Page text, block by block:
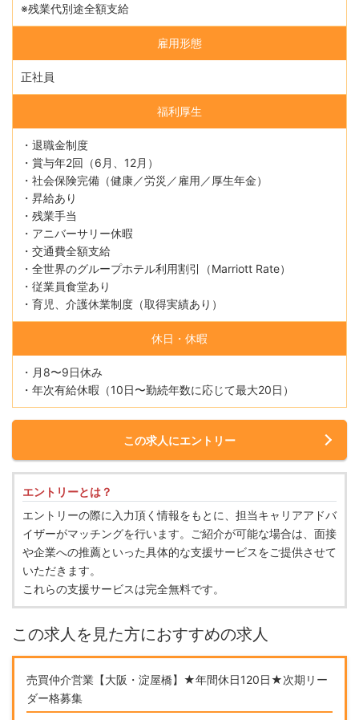
※残業代別途全額支給
雇用形態
正社員
福利厚生
・退職金制度
・賞与年2回（6月、12月）
・社会保険完備（健康／労災／雇用／厚生年金）
・昇給あり
・残業手当
・アニバーサリー休暇
・交通費全額支給
・全世界のグループホテル利用割引（Marriott Rate）
・従業員食堂あり
・育児、介護休業制度（取得実績あり）
休日・休暇
・月8〜9日休み
・年次有給休暇（10日〜勤続年数に応じて最大20日）
この求人にエントリー
エントリーとは？
エントリーの際に入力頂く情報をもとに、担当キャリアアドバ
イザーがマッチングを行います。ご紹介が可能な場合は、面接
や企業への推薦といった具体的な支援サービスをご提供させて
いただきます。
これらの支援サービスは完全無料です。
この求人を見た方におすすめの求人
売買仲介営業【大阪・淀屋橋】★年間休日120日★次期リー
ダー格募集